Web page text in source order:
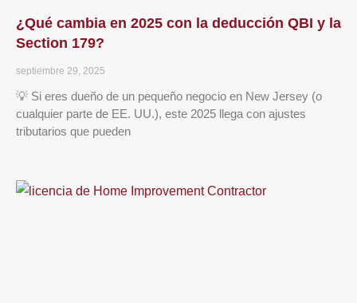
¿Qué cambia en 2025 con la deducción QBI y la
Section 179?
septiembre 29, 2025
💡 Si eres dueño de un pequeño negocio en New Jersey (o
cualquier parte de EE. UU.), este 2025 llega con ajustes
tributarios que pueden